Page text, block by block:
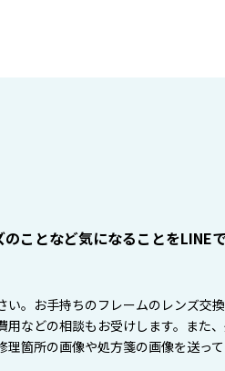
ことなど気になることをLINEで
。お手持ちのフレームのレンズ交
などの相談もお受けします。また
箇所の画像や処方箋の画像を送っ